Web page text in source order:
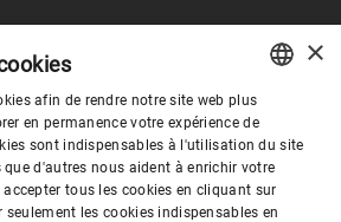
ENGLISH
SPANISH
GERMAN
×
afin de rendre notre site web plus
en permanence votre expérience de
sont indispensables à l'utilisation du site
d'autres nous aident à enrichir votre
tous les cookies en cliquant sur
seulement les cookies indispensables en